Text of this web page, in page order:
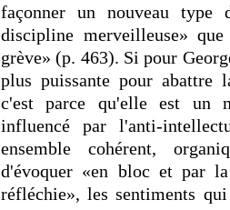
façonner un nouveau type
discipline merveilleuse»
grève» (p. 463). Si pour
plus puissante pour abattre
c'est parce qu'elle est un
influencé par l'anti-
ensemble cohérent,
d'évoquer «en bloc et par
réfléchie», les sentiments